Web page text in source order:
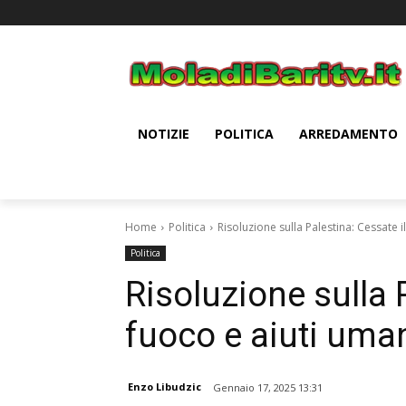
NOTIZIE POLITICA ARREDAMENTO
Home Politica Risoluzione sulla Palestina:
Politica
Risoluzione sulla
fuoco e aiuti
Enzo Libudzic Gennaio 17, 2025 13:31